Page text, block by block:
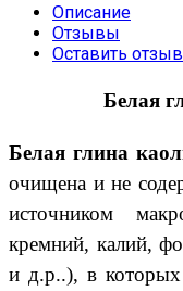
Описание
Отзывы
Оставить отзыв
Белая
Белая глина
очищена и не
источником
кремний, калий,
и д.р..), в